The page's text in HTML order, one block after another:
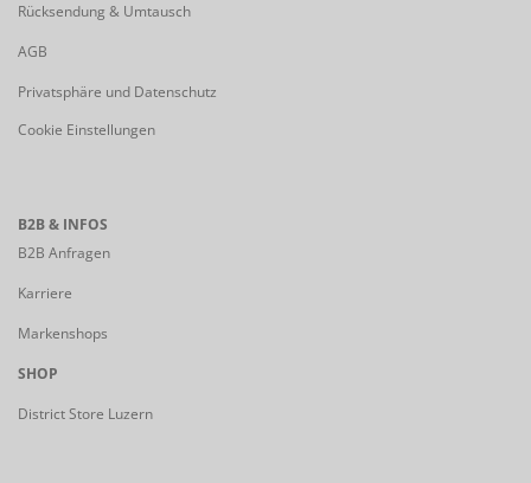
Rücksendung & Umtausch
AGB
Privatsphäre und Datenschutz
Cookie Einstellungen
B2B & INFOS
B2B Anfragen
Karriere
Markenshops
SHOP
District Store Luzern